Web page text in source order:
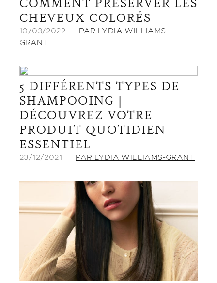
COMMENT PRÉSERVER LES
CHEVEUX COLORÉS
10/03/2022
PAR LYDIA WILLIAMS-
GRANT
5 DIFFÉRENTS TYPES DE
SHAMPOOING |
DÉCOUVREZ VOTRE
PRODUIT QUOTIDIEN
ESSENTIEL
23/12/2021 PAR LYDIA WILLIAMS-GRANT